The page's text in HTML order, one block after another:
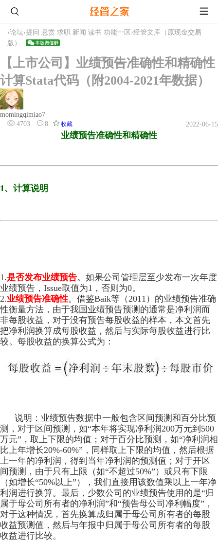
›论坛›提问 悬赏 求职 新闻 读书 功能一区 ›经管文库（原现金交易
版）
【上市公司】业绩预告准确性和精确性
计算Stata代码（附2004-2021年数据）
momingqimiao7
4703
8 收藏 2022-06-15
业绩预告准确性和精确性
1、计算说明
1.是否发布业绩预告。如果公司管理层至少发布一次年度
业绩预告，Issue取值为1，否则为0。
2.业绩预告准确性。借鉴Baik等（2011）的业绩预告准确
性衡量方法，由于我国业绩预告预测的通常是净利润而
非每股收益，对于没有预告每股收益的样本，本文首先
把净利润换算成每股收益，然后与实际每股收益进行比
较。每股收益的换算公式为：
说明：业绩预告数据中一般包含区间预测和百分比预
测，对于区间预测，如“本年将实现净利润200万元到500
万元”，取上下限的均值；对于百分比预测，如“净利润相
比上年增长20%-60%”，同样取上下限的均值，然后根据
上一年的净利润，得到当年净利润的预测值；对于开区
间预测，由于只有上限（如“不超过50%”）或只有下限
（如增长“50%以上”），我们直接用该数值乘以上一年净
利润进行换算。最后，少数公司的业绩预告使用的是“归
属于母公司所有者的净利润”和“预告母公司净利幅度”，
对于这种情况，首先换算成归属于母公司所有者的每股
收益预测值，然后与年报中归属于母公司所有者的每股
收益进行比较。